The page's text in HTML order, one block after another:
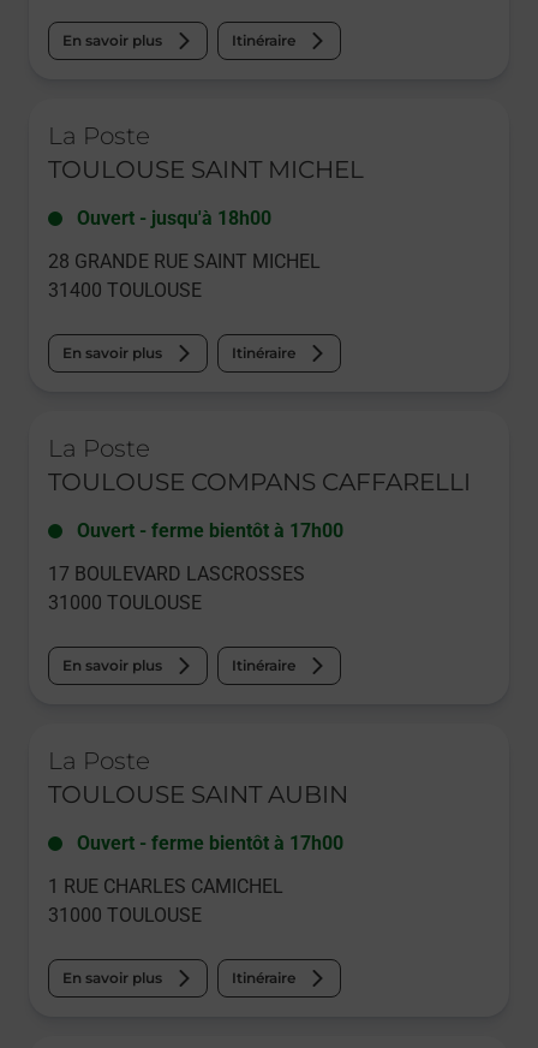
En savoir plus Itinéraire
La Poste
TOULOUSE SAINT MICHEL
Ouvert - jusqu'à 18h00
28 GRANDE RUE SAINT MICHEL
31400 TOULOUSE
En savoir plus Itinéraire
La Poste
TOULOUSE COMPANS CAFFARELLI
Ouvert - ferme bientôt à 17h00
17 BOULEVARD LASCROSSES
31000 TOULOUSE
En savoir plus Itinéraire
La Poste
TOULOUSE SAINT AUBIN
Ouvert - ferme bientôt à 17h00
1 RUE CHARLES CAMICHEL
31000 TOULOUSE
En savoir plus Itinéraire